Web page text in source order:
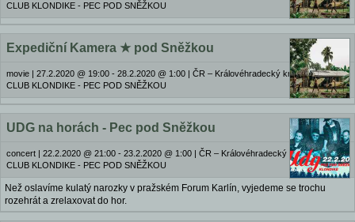
CLUB KLONDIKE - PEC POD SNĚŽKOU
Expediční Kamera ★ pod Sněžkou
movie | 27.2.2020 @ 19:00 - 28.2.2020 @ 1:00 | ČR – Královéhradecký kraj | MUSIC
CLUB KLONDIKE - PEC POD SNĚŽKOU
UDG na horách - Pec pod Sněžkou
concert | 22.2.2020 @ 21:00 - 23.2.2020 @ 1:00 | ČR – Královéhradecký kraj | MUSIC
CLUB KLONDIKE - PEC POD SNĚŽKOU
Než oslavíme kulatý narozky v pražském Forum Karlín, vyjedeme se trochu
rozehrát a zrelaxovat do hor.